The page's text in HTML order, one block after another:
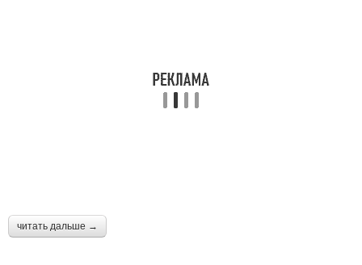
читать дальше →